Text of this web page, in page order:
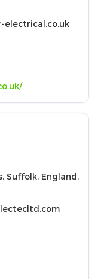
electrical.co.uk
Suffolk, England,